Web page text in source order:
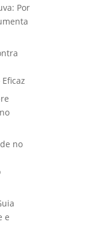
Por
no
e